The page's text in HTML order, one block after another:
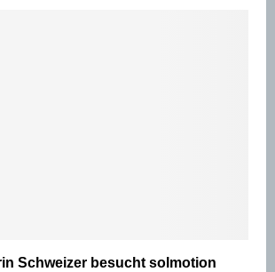
Schweizer besucht solmotion